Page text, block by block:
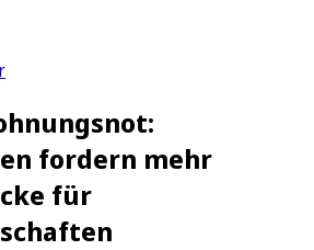
fordern mehr
für